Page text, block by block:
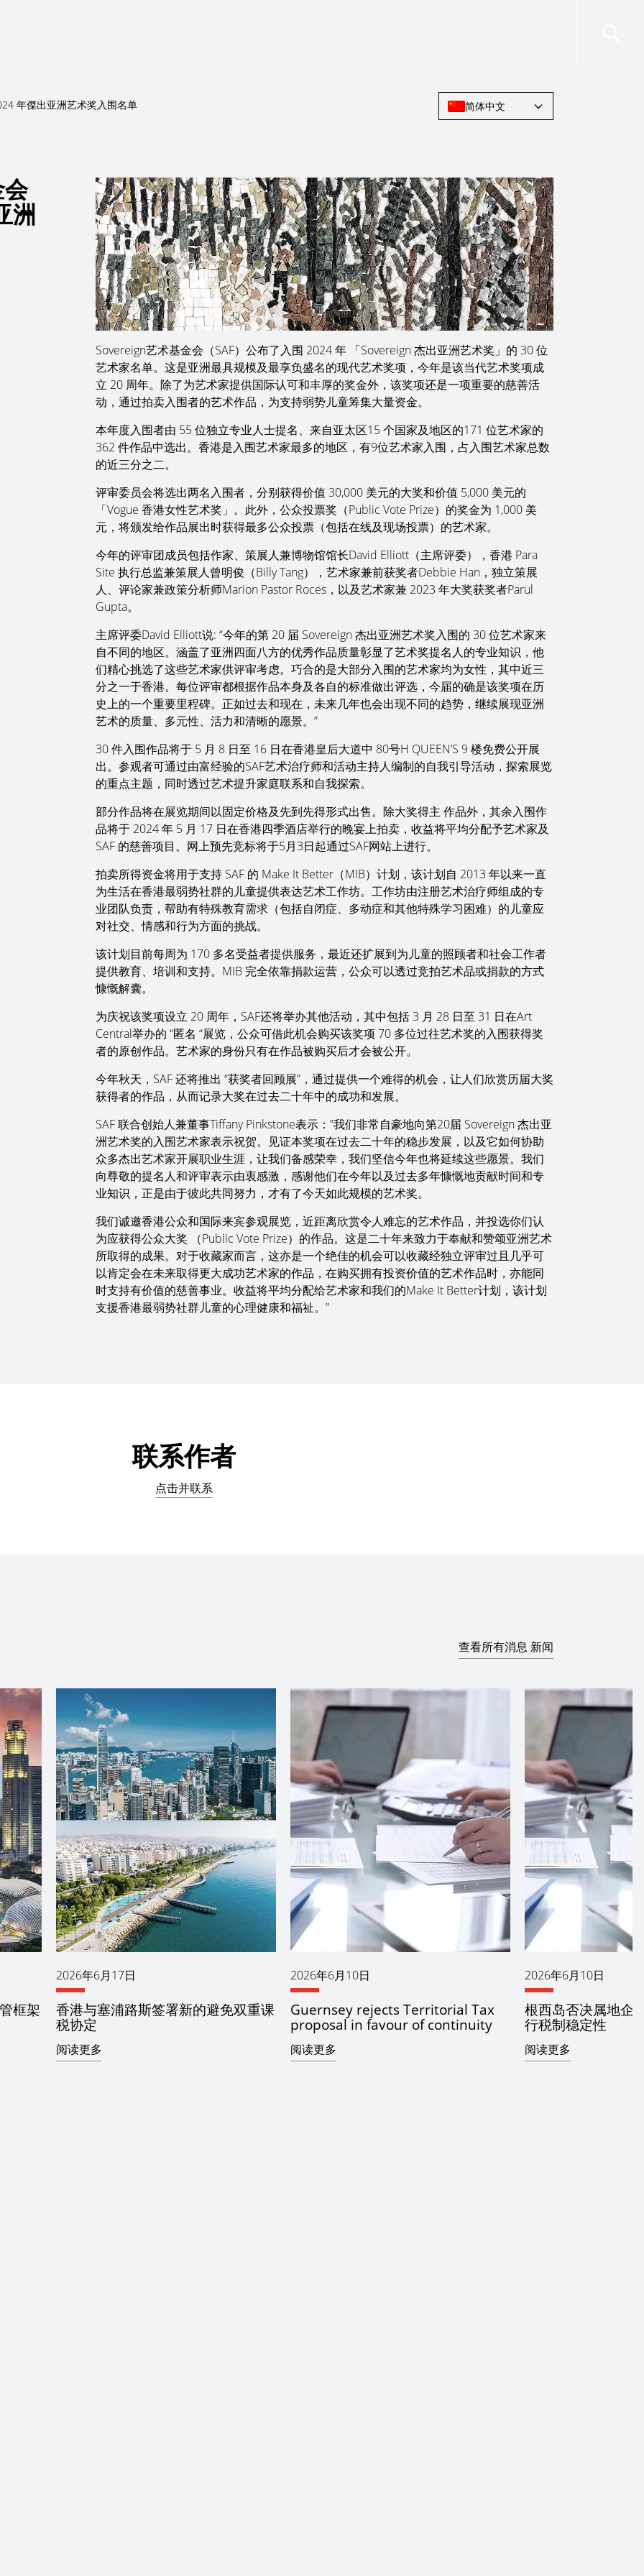
年傑出亚洲艺术奖入围名单 简体中文
洲
Sovereign艺术基金会（SAF）公布了入围 2024 年 「Sovereign 杰出亚洲艺术奖」的 30 位
艺术家名单。这是亚洲最具规模及最享负盛名的现代艺术奖项，今年是该当代艺术奖项成
立 20 周年。除了为艺术家提供国际认可和丰厚的奖金外，该奖项还是一项重要的慈善活
动，通过拍卖入围者的艺术作品，为支持弱势儿童筹集大量资金。
本年度入围者由 55 位独立专业人士提名、来自亚太区15 个国家及地区的171 位艺术家的
362 件作品中选出。香港是入围艺术家最多的地区，有9位艺术家入围，占入围艺术家总数
的近三分之二。
评审委员会将选出两名入围者，分别获得价值 30,000 美元的大奖和价值 5,000 美元的
「Vogue 香港女性艺术奖」。此外，公众投票奖（Public Vote Prize）的奖金为 1,000 美
元，将颁发给作品展出时获得最多公众投票（包括在线及现场投票）的艺术家。
今年的评审团成员包括作家、策展人兼博物馆馆长David Elliott（主席评委），香港 Para
Site 执行总监兼策展人曾明俊（Billy Tang），艺术家兼前获奖者Debbie Han，独立策展
人、评论家兼政策分析师Marion Pastor Roces，以及艺术家兼 2023 年大奖获奖者Parul
Gupta。
主席评委David Elliott说: “今年的第 20 届 Sovereign 杰出亚洲艺术奖入围的 30 位艺术家来
自不同的地区。涵盖了亚洲四面八方的优秀作品质量彰显了艺术奖提名人的专业知识，他
们精心挑选了这些艺术家供评审考虑。巧合的是大部分入围的艺术家均为女性，其中近三
分之一于香港。每位评审都根据作品本身及各自的标准做出评选，今届的确是该奖项在历
史上的一个重要里程碑。正如过去和现在，未来几年也会出现不同的趋势，继续展现亚洲
艺术的质量、多元性、活力和清晰的愿景。”
30 件入围作品将于 5 月 8 日至 16 日在香港皇后大道中 80号H QUEEN’S 9 楼免费公开展
出。参观者可通过由富经验的SAF艺术治疗师和活动主持人编制的自我引导活动，探索展览
的重点主题，同时透过艺术提升家庭联系和自我探索。
部分作品将在展览期间以固定价格及先到先得形式出售。除大奖得主 作品外，其余入围作
品将于 2024 年 5 月 17 日在香港四季酒店举行的晚宴上拍卖，收益将平均分配予艺术家及
SAF 的慈善项目。网上预先竞标将于5月3日起通过SAF网站上进行。
拍卖所得资金将用于支持 SAF 的 Make It Better（MIB）计划，该计划自 2013 年以来一直
为生活在香港最弱势社群的儿童提供表达艺术工作坊。工作坊由注册艺术治疗师组成的专
业团队负责，帮助有特殊教育需求（包括自闭症、多动症和其他特殊学习困难）的儿童应
对社交、情感和行为方面的挑战。
该计划目前每周为 170 多名受益者提供服务，最近还扩展到为儿童的照顾者和社会工作者
提供教育、培训和支持。MIB 完全依靠捐款运营，公众可以透过竞拍艺术品或捐款的方式
慷慨解囊。
为庆祝该奖项设立 20 周年，SAF还将举办其他活动，其中包括 3 月 28 日至 31 日在Art
Central举办的 “匿名 “展览，公众可借此机会购买该奖项 70 多位过往艺术奖的入围获得奖
者的原创作品。艺术家的身份只有在作品被购买后才会被公开。
今年秋天，SAF 还将推出 “获奖者回顾展”，通过提供一个难得的机会，让人们欣赏历届大奖
获得者的作品，从而记录大奖在过去二十年中的成功和发展。
SAF 联合创始人兼董事Tiffany Pinkstone表示：”我们非常自豪地向第20届 Sovereign 杰出亚
洲艺术奖的入围艺术家表示祝贺。见证本奖项在过去二十年的稳步发展，以及它如何协助
众多杰出艺术家开展职业生涯，让我们备感荣幸，我们坚信今年也将延续这些愿景。我们
向尊敬的提名人和评审表示由衷感激，感谢他们在今年以及过去多年慷慨地贡献时间和专
业知识，正是由于彼此共同努力，才有了今天如此规模的艺术奖。
我们诚邀香港公众和国际来宾参观展览，近距离欣赏令人难忘的艺术作品，并投选你们认
为应获得公众大奖 （Public Vote Prize）的作品。这是二十年来致力于奉献和赞颂亚洲艺术
所取得的成果。对于收藏家而言，这亦是一个绝佳的机会可以收藏经独立评审过且几乎可
以肯定会在未来取得更大成功艺术家的作品，在购买拥有投资价值的艺术作品时，亦能同
时支持有价值的慈善事业。收益将平均分配给艺术家和我们的Make It Better计划，该计划
支援香港最弱势社群儿童的心理健康和福祉。”
联系作者
点击并联系
查看所有消息 新闻
框架
2026年6月17日
香港与塞浦路斯签署新的避免双重课
税协定
阅读更多
2026年6月10日
Guernsey rejects Territorial Tax
proposal in favour of continuity
阅读更多
2026年6月10日
根西岛否决属地企
行税制稳定性
阅读更多